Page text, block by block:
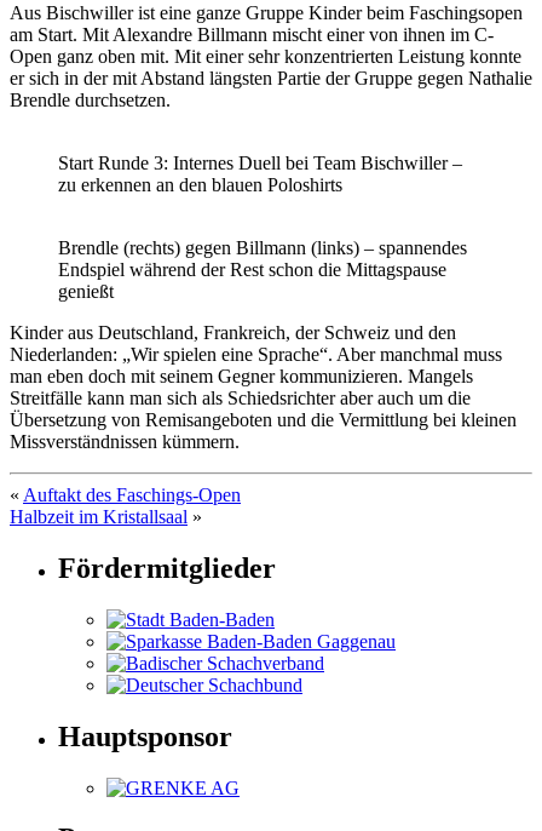
Aus Bischwiller ist eine ganze Gruppe Kinder beim Faschingsopen
am Start. Mit Alexandre Billmann mischt einer von ihnen im C-
Open ganz oben mit. Mit einer sehr konzentrierten Leistung konnte
er sich in der mit Abstand längsten Partie der Gruppe gegen Nathalie
Brendle durchsetzen.
Start Runde 3: Internes Duell bei Team Bischwiller –
zu erkennen an den blauen Poloshirts
Brendle (rechts) gegen Billmann (links) – spannendes
Endspiel während der Rest schon die Mittagspause
genießt
Kinder aus Deutschland, Frankreich, der Schweiz und den
Niederlanden: „Wir spielen eine Sprache“. Aber manchmal muss
man eben doch mit seinem Gegner kommunizieren. Mangels
Streitfälle kann man sich als Schiedsrichter aber auch um die
Übersetzung von Remisangeboten und die Vermittlung bei kleinen
Missverständnissen kümmern.
« Auftakt des Faschings-Open
Halbzeit im Kristallsaal »
Fördermitglieder
Hauptsponsor